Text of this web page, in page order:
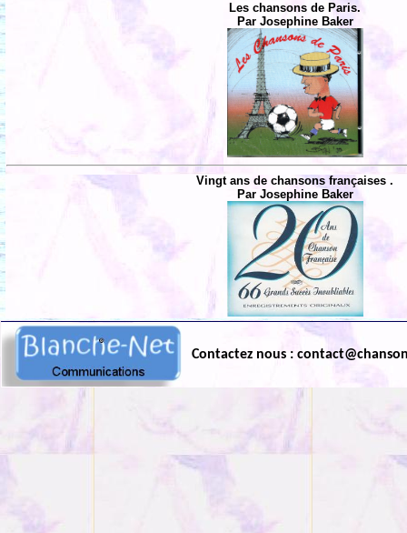
Les chansons de Paris.
Par Josephine Baker
Vingt ans de chansons françaises .
Par Josephine Baker
Contactez nous :